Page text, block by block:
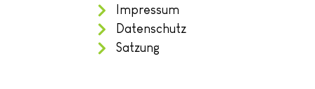
Impressum
Datenschutz
Satzung